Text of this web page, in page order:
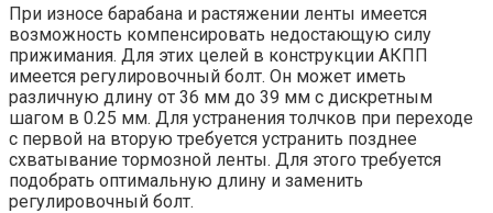
При износе барабана и растяжении ленты имеется
возможность компенсировать недостающую силу
прижимания. Для этих целей в конструкции АКПП
имеется регулировочный болт. Он может иметь
различную длину от 36 мм до 39 мм с дискретным
шагом в 0.25 мм. Для устранения толчков при переходе
с первой на вторую требуется устранить позднее
схватывание тормозной ленты. Для этого требуется
подобрать оптимальную длину и заменить
регулировочный болт.